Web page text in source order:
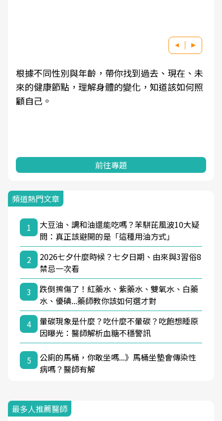
根據不同性別與年齡，帶你找到過去、現在、未
來的健康節點，理解身體的變化，知道該如何照
顧自己。
前往專題
頻道熱門文章
1
大豆油、調和油還能吃嗎？苯駢芘風波10大疑
問：真正該避開的是「這種用油方式」
2
2026七夕什麼時候？七夕日期、由來與3習俗8
禁忌一次看
3
跌倒擦傷了！紅藥水、紫藥水、雙氧水、白藥
水、優碘...藥師教你該如何選才對
4
暈碳現象是什麼？吃什麼不暈碳？吃飽想睡原
因曝光：醫師解析血糖不穩警訊
5
公廁的馬桶，你敢坐嗎...》馬桶坐墊會傳染性
病嗎？醫師有解
最多人推薦醫師